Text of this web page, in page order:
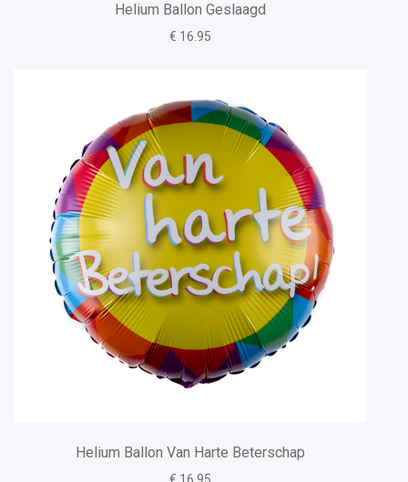
Helium Ballon Geslaagd
€ 16.95
Helium Ballon Van Harte Beterschap